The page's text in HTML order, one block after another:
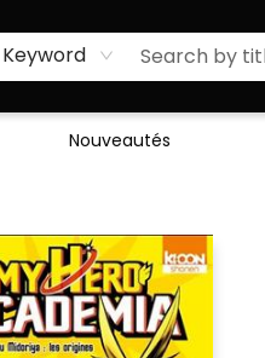
Keyword
Nouveautés